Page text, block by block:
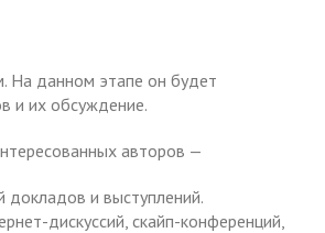
На данном этапе он будет
и их обсуждение.
авторов —
докладов и выступлений.
дискуссий, скайп-конференций,